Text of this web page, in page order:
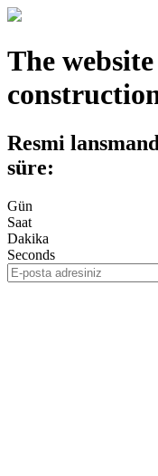
The
Resmi
süre:
Gün
Saat
Dakika
Seconds